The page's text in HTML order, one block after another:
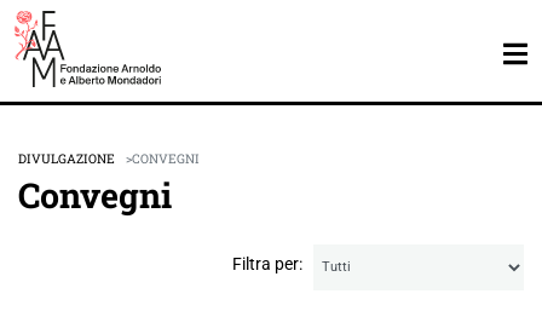
DIVULGAZIONE CONVEGNI
Convegni
Filtra per: